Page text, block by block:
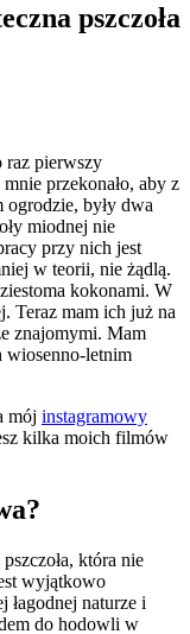
pszczoła
raz pierwszy
przekonało, aby z
były dwa
miodnej nie
przy nich jest
w teorii, nie żądlą.
kokonami. W
Teraz mam ich już na
znajomymi. Mam
wiosenno-letnim
mój instagramowy
kilka moich filmów
która nie
wyjątkowo
naturze i
do hodowli w